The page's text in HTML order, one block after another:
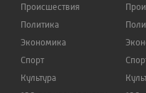
Происшествия
Политика
Экономика
Спорт
Культура